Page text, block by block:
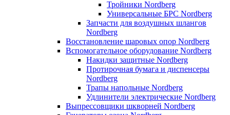
Тройники Nordberg
Универсальные БРС Nordberg
Запчасти для воздушных шлангов
Nordberg
Восстановление шаровых опор Nordberg
Вспомогательное оборудование Nordberg
Накидки защитные Nordberg
Протирочная бумага и диспенсеры
Nordberg
Трапы напольные Nordberg
Удлинители электрические Nordberg
Выпрессовщики шкворней Nordberg